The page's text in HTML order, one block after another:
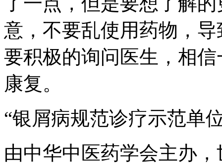
意，不要乱使用药物，
要积极的询问医生，相
康复。
“银屑病规范诊疗示范单
由中华中医药学会主办